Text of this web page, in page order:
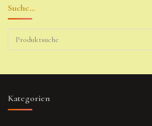
Suche…
Kategorien